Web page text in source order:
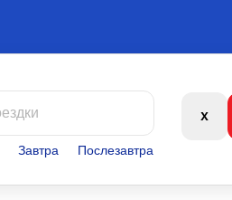
Завтра Послезавтра